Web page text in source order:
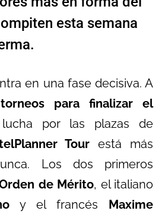
esta semana
en una fase decisiva. A
para finalizar el
por las plazas de
Tour está más
Los dos primeros
de Mérito, el italiano
y el francés Maxime